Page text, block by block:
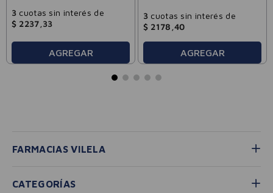
3cuotas sin interés de
$ 2237 33
AGREGAR
3cuotas sin interés de
$ 2178 40
AGREGAR
FARMACIAS VILELA
CATEGORÍAS